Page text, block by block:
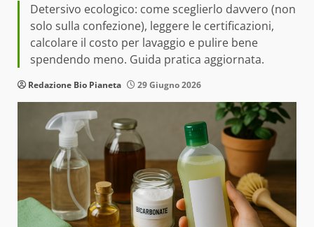
Detersivo ecologico: come sceglierlo davvero (non
solo sulla confezione), leggere le certificazioni,
calcolare il costo per lavaggio e pulire bene
spendendo meno. Guida pratica aggiornata.
Redazione Bio Pianeta 29 Giugno 2026